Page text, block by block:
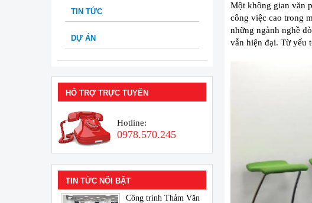
Một không gian văn
công việc cao trong
những ngành nghề
vẫn hiện đại. Từ yếu
TIN TỨC
DỰ ÁN
HỔ TRỢ TRỰC TUYẾN
Hotline:
0978.570.245
TIN TỨC NỔI BẬT
Công trình Thảm Văn